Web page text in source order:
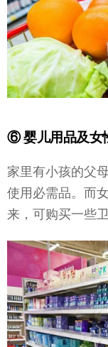
⑥ 婴儿用品及女
家里有小孩的父
使用必需品。而
来，可购买一些